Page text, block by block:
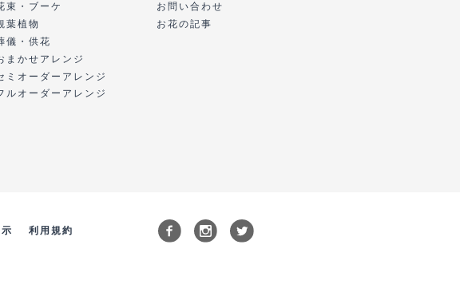
束・ブーケ
葉植物
儀・供花
まかせアレンジ
ミオーダーアレンジ
ルオーダーアレンジ
お問い合わせ
お花の記事
利用規約